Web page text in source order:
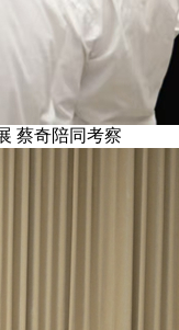
蔡奇陪同考察